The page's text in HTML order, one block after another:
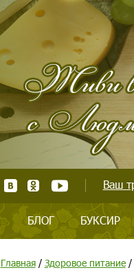
Ваш
БЛОГ БУКСИР
Главная/ Здоровое питание/